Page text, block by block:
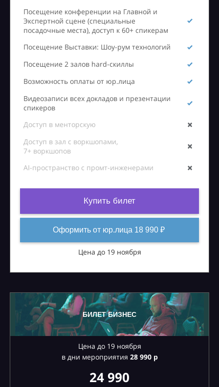
Посещение конференции на Главной и
Экспертной сцене (специальные
посадочные места), доступ к 60+ спикерам
Посещение Выставки: Шоу-рум технологий
Посещение 2 залов hard-скиллы
Возможность оплаты от юр.лица
Видеозаписи всех докладов и презентации
спикеров
Доступ в менторскую
Доступ в зал с воркшопами,
7+ воркшопов
AI-пространство с промт-инженерами
Купить билет
Оформить от юр.лица 18 990 ₽
Цена до 19 ноября
БИЛЕТ БИЗНЕС
Цена до 19 ноября
в дни мероприятия 28990 р
24 990